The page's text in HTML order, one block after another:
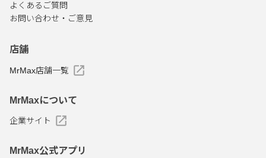
よくあるご質問
お問い合わせ・ご意見
店舗
MrMax店舗一覧
MrMaxについて
企業サイト
MrMax公式アプリ